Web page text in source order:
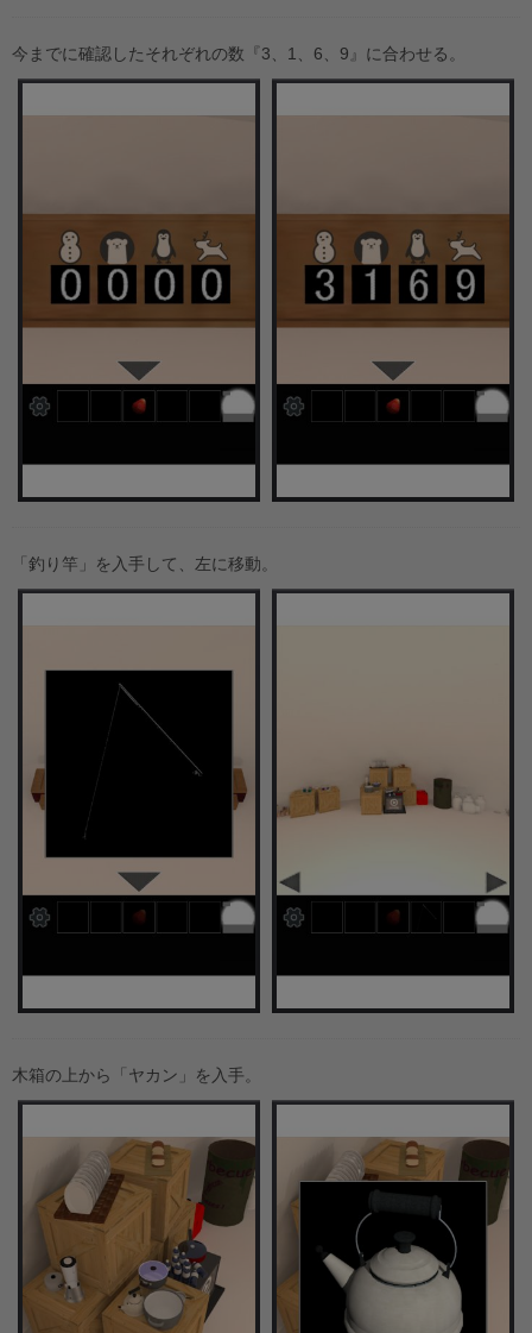
今までに確認したそれぞれの数『3、1、6、9』に合わせる。
「釣り竿」を入手して、左に移動。
木箱の上から「ヤカン」を入手。